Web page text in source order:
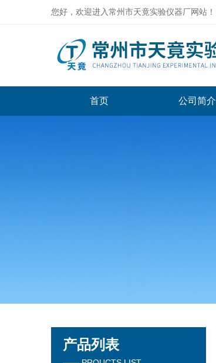
您好，欢迎进入常州市天竟实验仪器厂网站！
首页 公司简介
产品列表